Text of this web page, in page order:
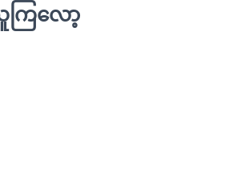
ကြလော့